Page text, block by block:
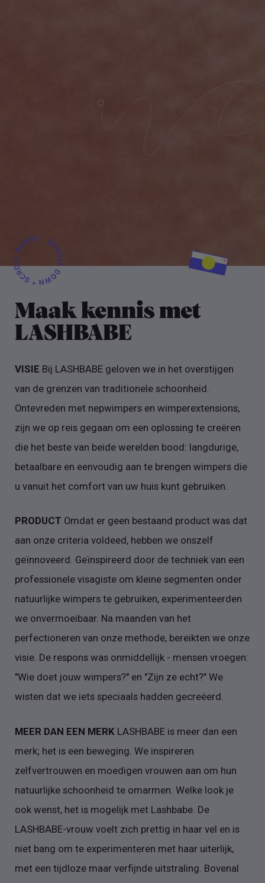
Maak kennis met
LASHBABE
VISIE Bij LASHBABE geloven we in het overstijgen
van de grenzen van traditionele schoonheid.
Ontevreden met nepwimpers en wimperextensions,
zijn we op reis gegaan om een oplossing te creëren
die het beste van beide werelden bood: langdurige,
betaalbare en eenvoudig aan te brengen wimpers die
u vanuit het comfort van uw huis kunt gebruiken.
PRODUCT Omdat er geen bestaand product was dat
aan onze criteria voldeed, hebben we onszelf
geïnnoveerd. Geïnspireerd door de techniek van een
professionele visagiste om kleine segmenten onder
natuurlijke wimpers te gebruiken, experimenteerden
we onvermoeibaar. Na maanden van het
perfectioneren van onze methode, bereikten we onze
visie. De respons was onmiddellijk - mensen vroegen:
"Wie doet jouw wimpers?" en "Zijn ze echt?" We
wisten dat we iets speciaals hadden gecreëerd.
MEER DAN EEN MERK LASHBABE is meer dan een
merk; het is een beweging. We inspireren
zelfvertrouwen en moedigen vrouwen aan om hun
natuurlijke schoonheid te omarmen. Welke look je
ook wenst, het is mogelijk met Lashbabe. De
LASHBABE-vrouw voelt zich prettig in haar vel en is
niet bang om te experimenteren met haar uiterlijk,
met een tijdloze maar verfijnde uitstraling. Bovenal